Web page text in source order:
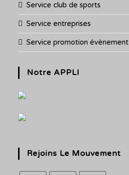
Service club de sports
Service entreprises
Service promotion évènement
Notre APPLI
Rejoins Le Mouvement